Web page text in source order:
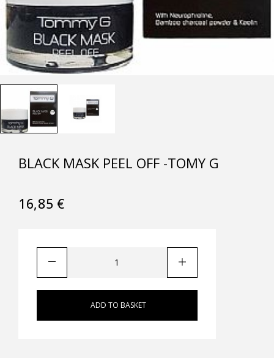
BLACK MASK PEEL OFF -TOMY G
16,85 €
ADD TO BASKET